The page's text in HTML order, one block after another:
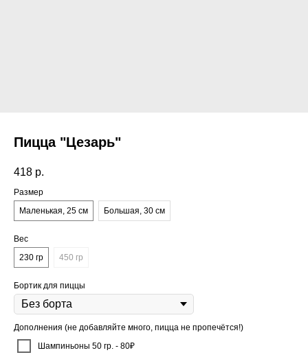
Пицца "Цезарь"
418 р.
Размер
Маленькая, 25 см
Большая, 30 см
Вес
230 гр
450 гр
Бортик для пиццы
Дополнения (не добавляйте много, пицца не пропечётся!)
Шампиньоны 50 гр. - 80₽